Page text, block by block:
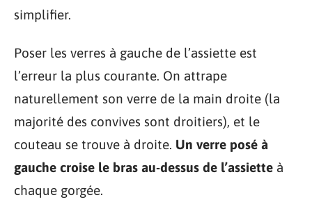
simplifier.
Poser les verres à gauche de l’assiette est
l’erreur la plus courante. On attrape
naturellement son verre de la main droite (la
majorité des convives sont droitiers), et le
couteau se trouve à droite. Un verre posé à
gauche croise le bras au-dessus de l’assiette à
chaque gorgée.